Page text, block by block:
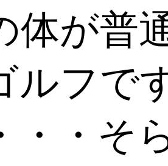
体が普
ルフで
・・